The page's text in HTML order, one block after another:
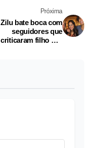
Próxima
Zilu bate boca com
seguidores que
criticaram filho por